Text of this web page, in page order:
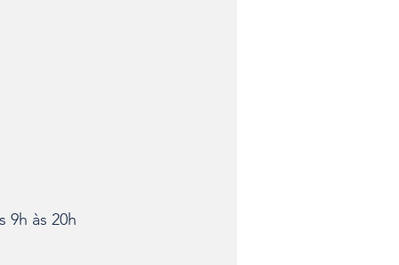
9h às 20h